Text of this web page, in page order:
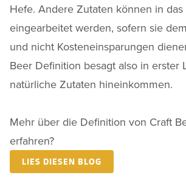
Hefe. Andere Zutaten können in das
eingearbeitet werden, sofern sie
und nicht Kosteneinsparungen
Beer Definition besagt also in erster
natürliche Zutaten hineinkommen.
Mehr über die Definition von Craft
erfahren?
LIES DIESEN BLOG